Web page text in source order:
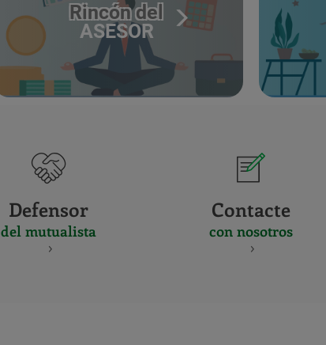
Rincón del
ASESOR
Defensor
del mutualista
Contacte
con nosotros